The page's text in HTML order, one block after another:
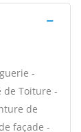
-
de Toiture -
de
façade -